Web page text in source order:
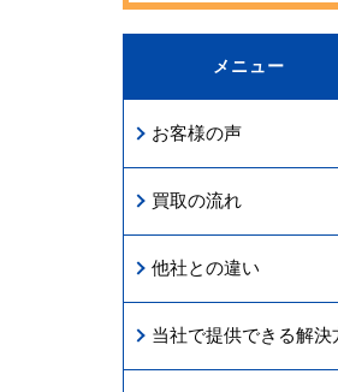
メニュー
お客様の声
買取の流れ
他社との違い
当社で提供できる解決